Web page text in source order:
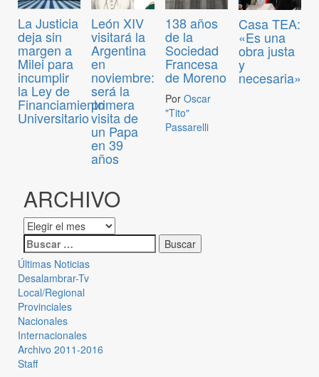
La Justicia
deja sin
margen a
Milei para
incumplir
la Ley de
Financiamiento
Universitario
León XIV
visitará la
Argentina
en
noviembre:
será la
primera
visita de
un Papa
en 39
años
138 años
de la
Sociedad
Francesa
de Moreno
Por Oscar
"Tito"
Passarelli
Casa TEA:
«Es una
obra justa
y
necesaria»
ARCHIVO
Últimas Noticias
Desalambrar-Tv
Local/Regional
Provinciales
Nacionales
Internacionales
Archivo 2011-2016
Staff